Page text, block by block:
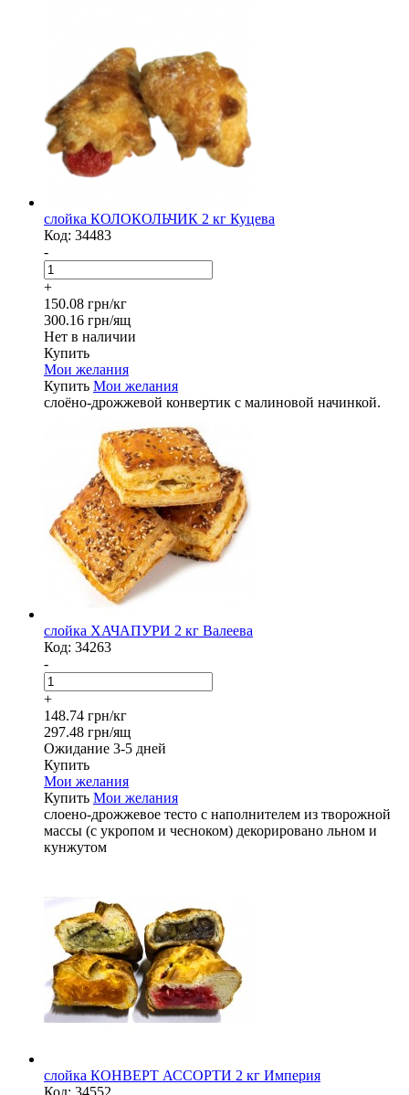
слойка КОЛОКОЛЬЧИК 2 кг Куцева
Код: 34483
-
+
150.08 грн/кг
300.16 грн/ящ
Нет в наличии
Купить
Мои желания
Купить Мои желания
слоёно-дрожжевой конвертик с малиновой начинкой.
слойка ХАЧАПУРИ 2 кг Валеева
Код: 34263
-
+
148.74 грн/кг
297.48 грн/ящ
Ожидание 3-5 дней
Купить
Мои желания
Купить Мои желания
слоено-дрожжевое тесто с наполнителем из творожной
массы (с укропом и чесноком) декорировано льном и
кунжутом
слойка КОНВЕРТ АССОРТИ 2 кг Империя